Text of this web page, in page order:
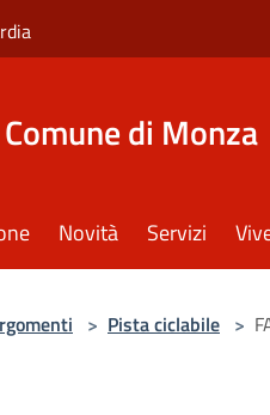
Comune di Monza
Novità Servizi
> Pista ciclabile >